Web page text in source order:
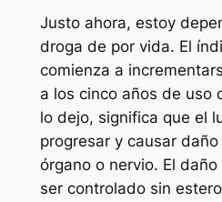
Justo ahora, estoy
droga de por vida. El
comienza a
a los cinco años de uso
lo dejo, significa que el
progresar y causar
órgano o nervio. El
ser controlado sin